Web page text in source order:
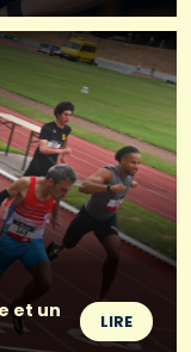
et un
LIRE